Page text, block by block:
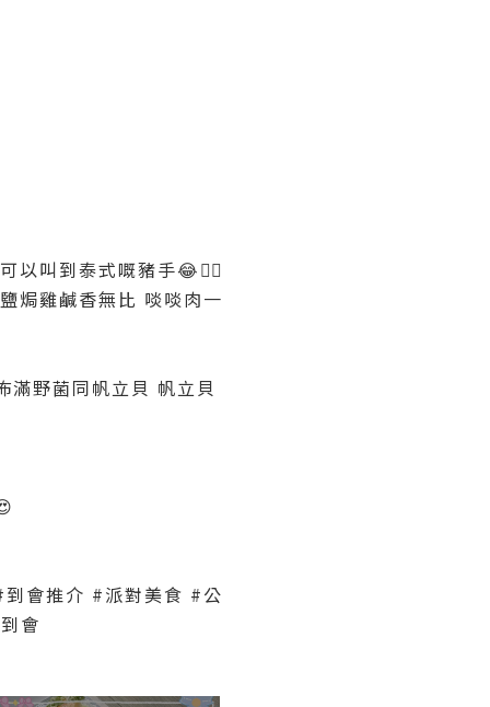
叫到泰式嘅豬手😂👍🏻
焗雞鹹香無比 啖啖肉一
滿野菌同帆立貝 帆立貝
會推介 #派對美食 #公
會